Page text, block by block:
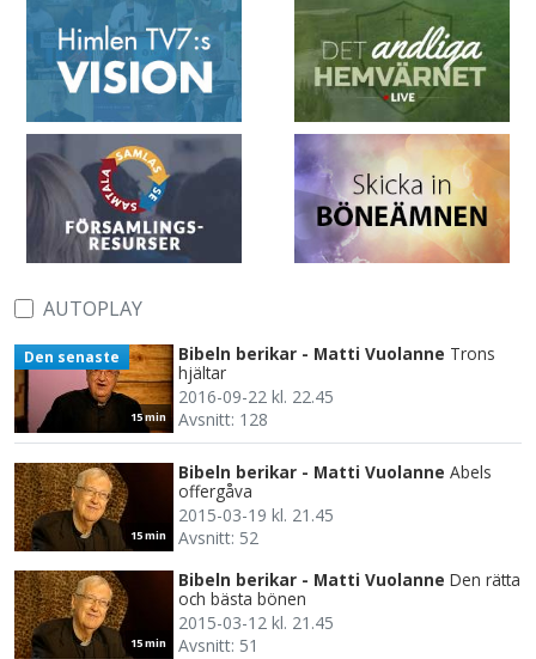
AUTOPLAY
15 min
Den senaste Bibeln berikar - Matti Vuolanne Trons
hjältar
2016-09-22 kl. 22.45
Avsnitt: 128
15 min
Bibeln berikar - Matti Vuolanne Abels
offergåva
2015-03-19 kl. 21.45
Avsnitt: 52
15 min
Bibeln berikar - Matti Vuolanne Den rätta
och bästa bönen
2015-03-12 kl. 21.45
Avsnitt: 51